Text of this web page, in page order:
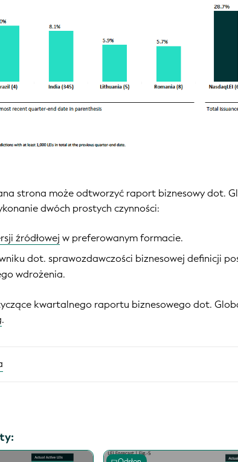
strona może odtworzyć raport biznesowy dot.
dwóch prostych czynności:
źródłowej w preferowanym formacie.
dot. sprawozdawczości biznesowej definicji
wdrożenia.
kwartalnego raportu biznesowego dot.
.